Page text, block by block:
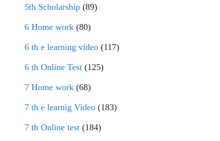
5th Scholarship (89)
6 Home work (80)
6 th e learning video (117)
6 th Online Test (125)
7 Home work (68)
7 th e learnig Video (183)
7 th Online test (184)